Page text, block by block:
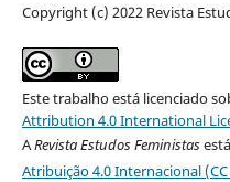
Copyright (c) 2022 Revista
Este trabalho está licenciado
Attribution 4.0 International
ARevista Estudos Feministas
Atribuição 4.0 Internacional (CC